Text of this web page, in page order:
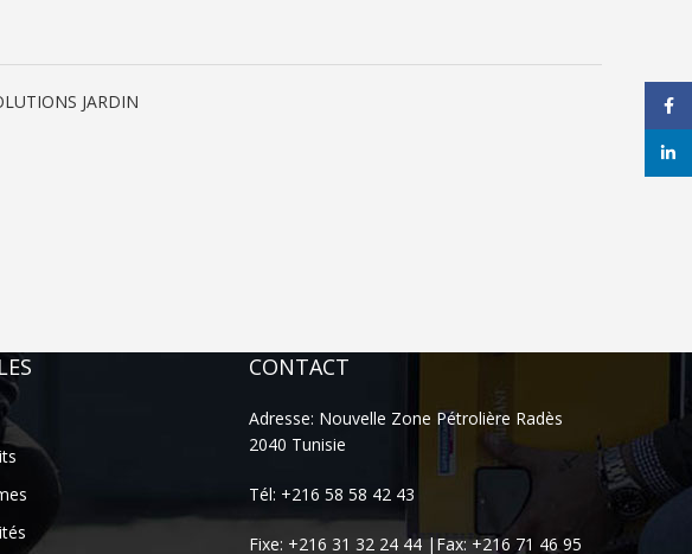
JARDIN
CONTACT
Adresse: Nouvelle Zone Pétrolière Radès
2040 Tunisie
Tél: +216 58 58 42 43
Fixe: +216 31 32 24 44 |Fax: +216 71 46 95